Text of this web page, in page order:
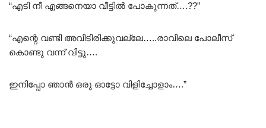
“എടി നീ എങ്ങനെയാ വീട്ടിൽ പോകുന്നത്….??”
“എന്റെ വണ്ടി അവിടിരിക്കുവല്ലേ…..രാവിലെ പോലീസ്
കൊണ്ടു വന്ന് വിട്ടു….
ഇനിപ്പോ ഞാൻ ഒരു ഓട്ടോ വിളിച്ചോളാം….”